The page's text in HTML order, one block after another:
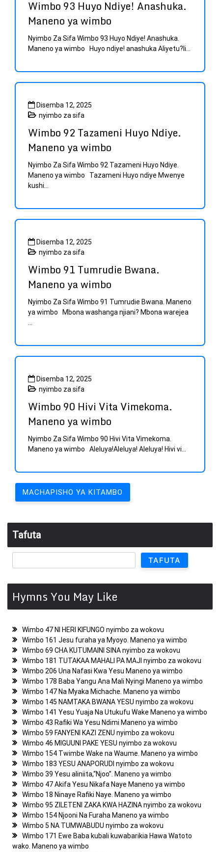
Wimbo 93 Huyo Ndiye! Anashuka.
Maneno ya wimbo
Nyimbo Za Sifa Wimbo 93 Huyo Ndiye! Anashuka.
Maneno ya wimbo Huyo ndiye! anashuka Aliyetu?li...
Wimbo 92 Tazameni Huyo Ndiye.
Maneno ya wimbo
Disemba 12, 2025
nyimbo za sifa
Nyimbo Za Sifa Wimbo 92 Tazameni Huyo Ndiye.
Maneno ya wimbo Tazameni Huyo ndiye Mwenye
kushi...
Wimbo 91 Tumrudie Bwana.
Maneno ya wimbo
Disemba 12, 2025
nyimbo za sifa
Nyimbo Za Sifa Wimbo 91 Tumrudie Bwana. Maneno
ya wimbo Mbona washanga njiani? Mbona warejea
...
Wimbo 90 Hivi Vita Vimekoma.
Maneno ya wimbo
Disemba 12, 2025
nyimbo za sifa
Nyimbo Za Sifa Wimbo 90 Hivi Vita Vimekoma.
Maneno ya wimbo Aleluya!AIeIuya! Aleluya! Hivi vi...
Urambazaji
wa
machapisho
MACHAPISHO YA KITAMBO
Tafuta
TAFUTA
Hymns You May Like
Wimbo 47 NI HERI KIFUNGO nyimbo za wokovu
Wimbo 161 Jesu furaha ya Myoyo. Maneno ya wimbo
Wimbo 69 CHA KUTUMAINI SINA nyimbo za wokovu
Wimbo 181 TUTAKAA MAHALI PA MAJI nyimbo za wokovu
Wimbo 206 Una Nafasi Kwa Yesu Maneno ya wimbo
Wimbo 178 Baba Yangu Ana Mali Nyingi Maneno ya wimbo
Wimbo 147 Na Myaka Michache. Maneno ya wimbo
Wimbo 145 NAMTAKA BWANA YESU nyimbo za wokovu
Wimbo 141 Yesu Yuaja Na Utukufu Wake Maneno ya wimbo
Wimbo 43 Rafiki Wa Yesu Ndimi Maneno ya wimbo
Wimbo 59 FANYENI KAZI ZENU nyimbo za wokovu
Wimbo 46 MIGUUNI PAKE YESU nyimbo za wokovu
Wimbo 154 Twimbe Wake na Waume. Maneno ya wimbo
Wimbo 183 YESU ANAPORUDI nyimbo za wokovu
Wimbo 39 Yesu aIiniita,“Njoo”. Maneno ya wimbo
Wimbo 47 Akifa Yesu Nikafa Naye Maneno ya wimbo
Wimbo 18 Ninaye Rafiki Naye. Maneno ya wimbo
Wimbo 95 ZILETENI ZAKA KWA HAZINA nyimbo za wokovu
Wimbo 154 Njooni Na Furaha Maneno ya wimbo
Wimbo 5 NA TUMWABUDU nyimbo za wokovu
Wimbo 171 Ewe Baba kubali kuwabarikia Hawa Watoto
wako. Maneno ya wimbo